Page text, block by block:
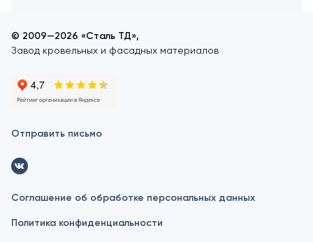
© 2009—2026 «Сталь ТД»,
Завод кровельных и фасадных материалов
Отправить письмо
Соглашение об обработке персональных данных
Политика конфиденциальности